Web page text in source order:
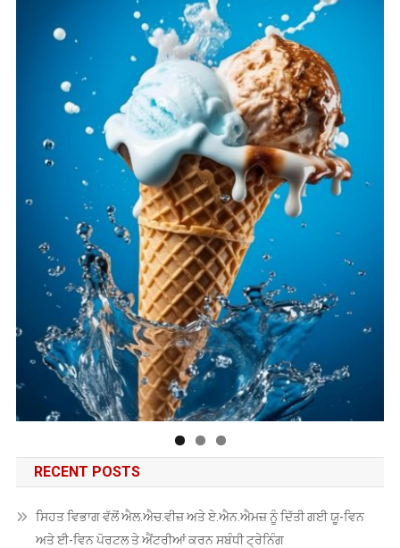
RECENT POSTS
ਸਿਹਤ ਵਿਭਾਗ ਵੱਲੋਂ ਐਲ.ਐਚ.ਵੀਜ਼ ਅਤੇ ਏ.ਐਨ.ਐਮਜ਼ ਨੂੰ ਦਿੱਤੀ ਗਈ ਯੂ-ਵਿਨ
ਅਤੇ ਈ-ਵਿਨ ਪੋਰਟਲ ਤੇ ਐਂਟਰੀਆਂ ਕਰਨ ਸਬੰਧੀ ਟ੍ਰੇਨਿੰਗ